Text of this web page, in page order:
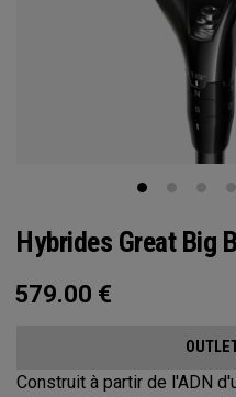
Hybrides Great Big
579.00 €
Construit à partir de l'ADN